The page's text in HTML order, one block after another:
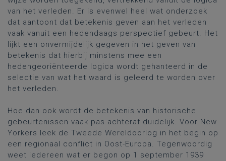
van het verleden. Er is evenwel heel wat onderzoek
dat aantoont dat betekenis geven aan het verleden
vaak vanuit een hedendaags perspectief gebeurt. Het
lijkt een onvermijdelijk gegeven in het geven van
betekenis dat hierbij minstens mee een
hedengeoriënteerde logica wordt gehanteerd in de
selectie van wat het waard is geleerd te worden over
het verleden.
Hoe dan ook wordt de betekenis van historische
gebeurtenissen vaak pas achteraf duidelijk. Voor New
Yorkers leek de Tweede Wereldoorlog in het begin op
een regionaal conflict in Oost-Europa. Tegenwoordig
weet iedereen wat er begon op 1 september 1939